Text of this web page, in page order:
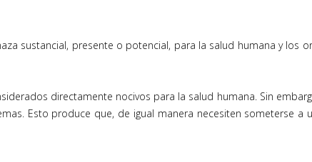
sustancial, presente o potencial, para la salud humana y los
directamente nocivos para la salud humana. Sin
Esto produce que, de igual manera necesiten someterse a